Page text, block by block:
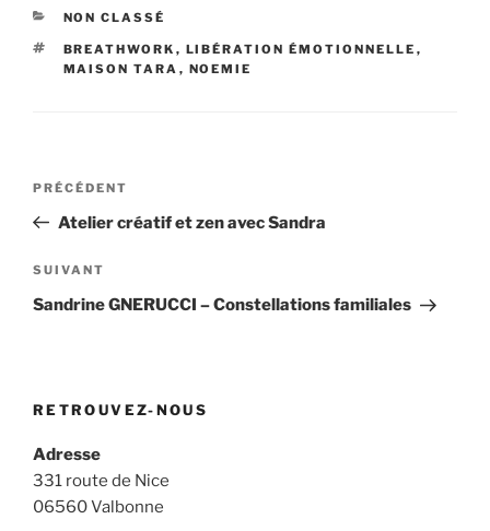
CATÉGORIES
NON CLASSÉ
ÉTIQUETTES
BREATHWORK , LIBÉRATION ÉMOTIONNELLE ,
MAISON TARA , NOEMIE
Navigation
l’article
Article
précédent
PRÉCÉDENT
Atelier créatif et zen avec Sandra
Article
suivant
SUIVANT
Sandrine GNERUCCI – Constellations familiales
RETROUVEZ-NOUS
Adresse
331 route de Nice
06560 Valbonne